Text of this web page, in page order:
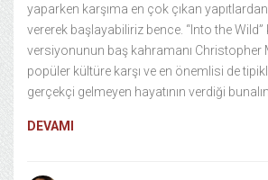
yaparken karşıma en çok çıkan
vererek başlayabiliriz bence. “Into the Wild”
versiyonunun baş kahramanı Christopher
popüler kültüre karşı ve en önemlisi de
gerçekçi gelmeyen hayatının verdiği
DEVAMI